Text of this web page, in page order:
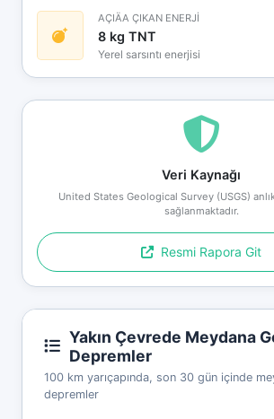
AÇIÄA ÇIKAN ENERJİ
8 kg TNT
Yerel sarsıntı enerjisi
Veri Kaynağı
United States Geological Survey (USGS)
sağlanmaktadır.
Resmi Rapora Git
Yakın Çevrede Meydana
Depremler
100 km yarıçapında, son 30 gün içinde
depremler